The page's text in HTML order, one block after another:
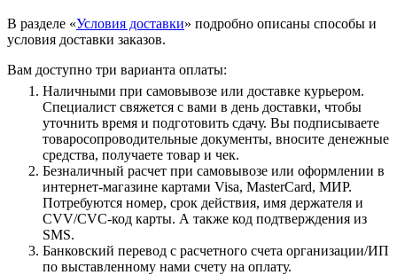
В разделе «Условия доставки» подробно описаны способы и
условия доставки заказов.
Вам доступно три варианта оплаты:
Наличными при самовывозе или доставке курьером.
Специалист свяжется с вами в день доставки, чтобы
уточнить время и подготовить сдачу. Вы подписываете
товаросопроводительные документы, вносите денежные
средства, получаете товар и чек.
Безналичный расчет при самовывозе или оформлении в
интернет-магазине картами Visa, MasterCard, МИР.
Потребуются номер, срок действия, имя держателя и
CVV/CVC-код карты. А также код подтверждения из
SMS.
Банковский перевод с расчетного счета организации/ИП
по выставленному нами счету на оплату.